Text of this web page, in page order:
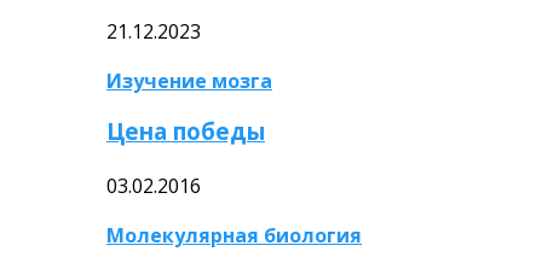
21.12.2023
Изучение мозга
Цена победы
03.02.2016
Молекулярная биология